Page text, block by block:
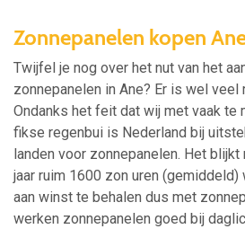
Zonnepanelen kopen
Twijfel je nog over het nut van het
zonnepanelen in Ane? Er is wel veel
Ondanks het feit dat wij met vaak te
fikse regenbui is Nederland bij
landen voor zonnepanelen. Het
jaar ruim 1600 zon uren (gemiddeld)
aan winst te behalen dus met
werken zonnepanelen goed bij